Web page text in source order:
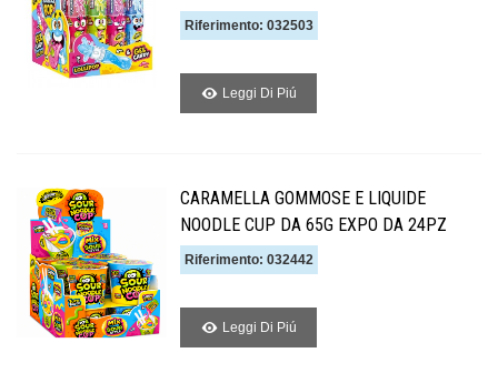
Riferimento: 032503
Leggi Di Piú
CARAMELLA GOMMOSE E LIQUIDE
NOODLE CUP DA 65G EXPO DA 24PZ
Riferimento: 032442
Leggi Di Piú